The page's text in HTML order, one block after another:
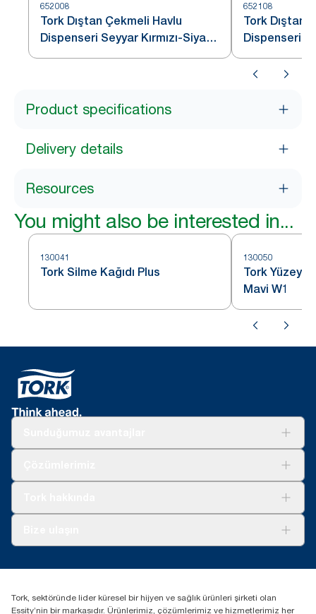
652008
Tork Dıştan Çekmeli Havlu
Dispenseri Seyyar Kırmızı-Siyah
W1
652108
Tork Dıştan
Dispenseri
Kırmızı-
Product specifications
Delivery details
Resources
You might also be interested in...
130041
Tork Silme Kağıdı Plus
130050
Tork Yüzey
Mavi W1
(+90) 216 560 13 00
Essity Turkey Hijyen Ürünleri Sanayi ve Ticaret
Tork, sektöründe lider küresel bir hijyen ve sağlık ürünleri şirketi olan
Essity’nin bir markasıdır. Ürünlerimiz, çözümlerimiz ve hizmetlerimiz her